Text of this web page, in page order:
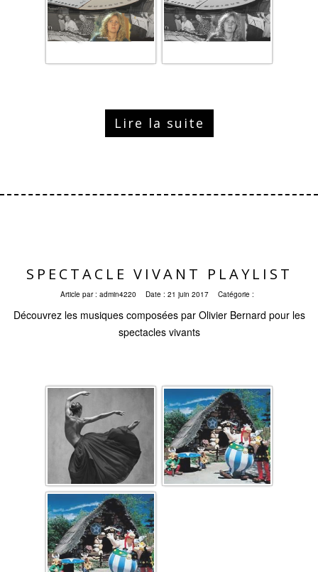
Lire la suite
SPECTACLE VIVANT PLAYLIST
Article par : admin4220 Date : 21 juin 2017 Catégorie :
Découvrez les musiques composées par Olivier Bernard pour les
spectacles vivants